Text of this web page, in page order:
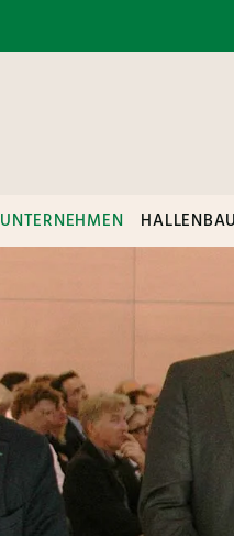
UNTERNEHMEN HALLENBAU